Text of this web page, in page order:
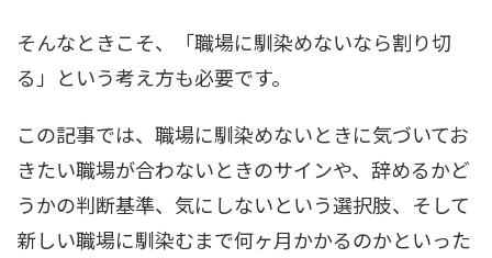
そんなときこそ、「職場に馴染めないなら割り切
る」という考え方も必要です。
この記事では、職場に馴染めないときに気づいてお
きたい職場が合わないときのサインや、辞めるかど
うかの判断基準、気にしないという選択肢、そして
新しい職場に馴染むまで何ヶ月かかるのかといった